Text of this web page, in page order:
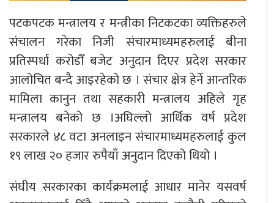
पटकपटक मन्त्रालय र मन्त्रीका निटकटका व्यक्तिहरुले
संचालन गरेका निजी संचारमाध्यमहरुलाई बीना
प्रतिस्पर्धा करोडौँ बजेट अनुदान दिएर प्रदेश सरकार
आलोचित बन्दै आइरहेको छ । संचार क्षेत्र हेर्ने आन्तरिक
मामिला कानुन तथा सहकारी मन्त्रालय अहिले गृह
मन्त्रालय बनेको छ ।अघिल्लो आर्थिक वर्ष प्रदेश
सरकारले ४८ वटा अनलाइन संचारमाध्यमहरुलाई कुल
१९ लाख २० हजार रुपैयाँ अनुदान दिएको थियो ।
संघीय सरकारका कार्यक्रमलाई आधार मानेर यसवर्ष